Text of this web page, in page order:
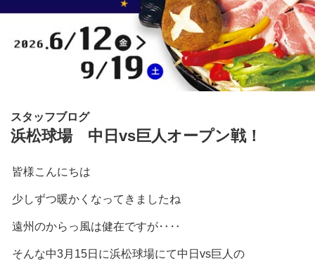
スタッフブログ
浜松球場 中日vs巨人オープン戦！
皆様こんにちは
少しずつ暖かくなってきましたね
遠州のからっ風は健在ですが‥‥
そんな中3月15日に浜松球場にて中日vs巨人の